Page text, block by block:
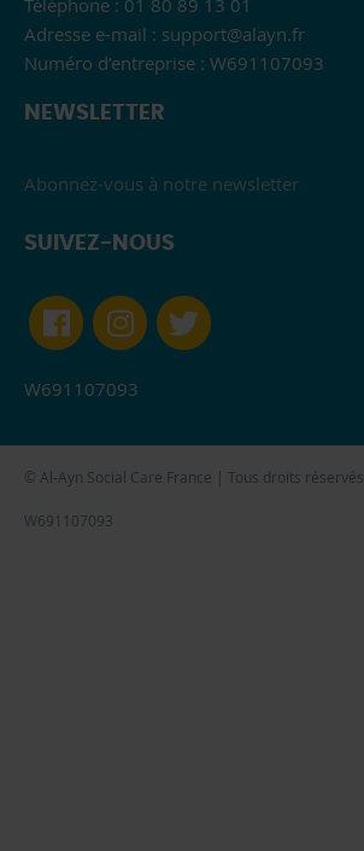
Téléphone : 01 80 89 13 01
Adresse e-mail : support@alayn.fr
Numéro d’entreprise : W691107093
NEWSLETTER
Abonnez-vous à notre newsletter
SUIVEZ-NOUS
W691107093
© Al-Ayn Social Care France | Tous droits réservés
W691107093